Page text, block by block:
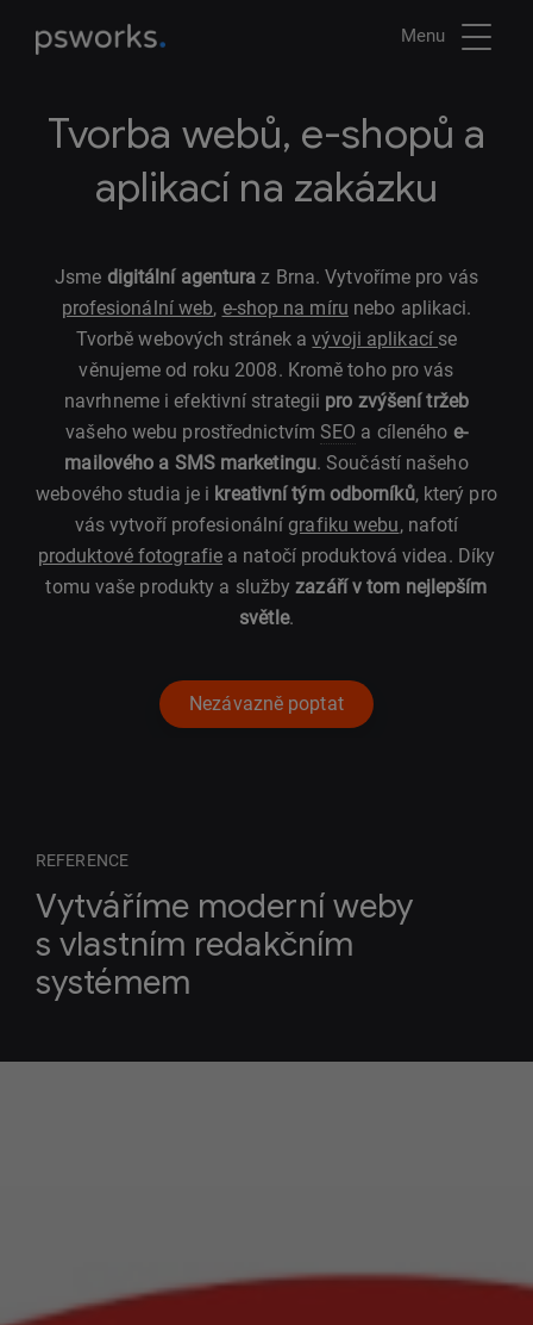
Menu
Tvorba webů, e-shopů a
aplikací na zakázku
Jsme digitální agentura z Brna. Vytvoříme pro vás
profesionální web, e-shop na míru nebo aplikaci.
Tvorbě webových stránek avývoji aplikací se
věnujeme od roku 2008. Kromě toho pro vás
navrhneme i efektivní strategii pro zvýšení tržeb
vašeho webu prostřednictvím SEO a cíleného e-
mailového a SMS marketingu. Součástí našeho
webového studia je i kreativní tým odborníků, který pro
vás vytvoří profesionálnígrafiku webu, nafotí
produktové fotografiea natočí produktová videa. Díky
tomu vaše produkty a službyzazáří v tom nejlepším
světle.
Nezávazně poptat
REFERENCE
Vytváříme moderní weby
s vlastním redakčním
systémem